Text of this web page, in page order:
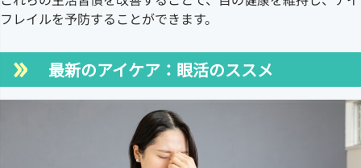
フレイルを予防することができます。
最新のアイケア：眼活のススメ